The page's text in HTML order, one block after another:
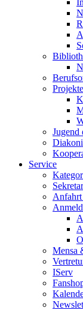
Projekte
Jugend
Service
Mensa
IServ